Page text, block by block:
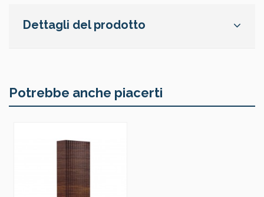
Dettagli del prodotto
Potrebbe anche piacerti